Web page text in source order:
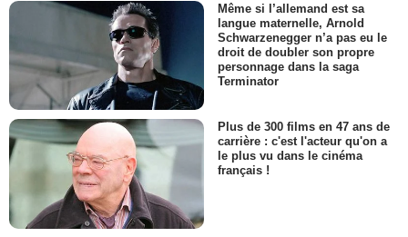
Même si l’allemand est sa
langue maternelle, Arnold
Schwarzenegger n’a pas eu le
droit de doubler son propre
personnage dans la saga
Terminator
Plus de 300 films en 47 ans de
carrière : c'est l'acteur qu'on a
le plus vu dans le cinéma
français !